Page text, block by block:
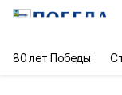
80 лет Победы